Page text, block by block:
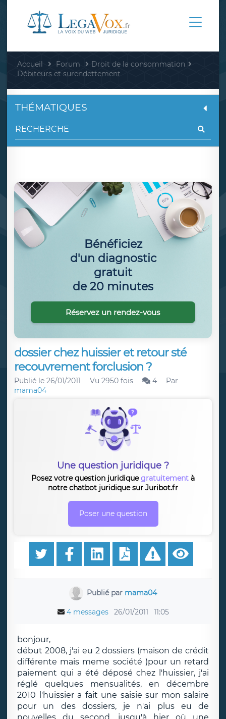
Accueil Forum
Droit de la consommation
Débiteurs et surendettement
dossier chez huissier et retour sté
recouvrement forclusion ?
Publié le 26/01/2011 Vu 2950 fois 4
Par
mama04
Une question juridique ?
Posez votre question juridiquegratuitement à
notre chatbot juridique sur Juribot.fr
Poser une question
Publié par mama04
4 messages 26/01/2011 11:05
bonjour,
début 2008, j'ai eu 2 dossiers (maison de crédit
différente mais meme société )pour un retard
paiement qui a été déposé chez l'huissier, j'ai
réglé quelques mensualités, en décembre
2010 l'huissier a fait une saisie sur mon salaire
pour un des dossiers, je n'ai plus eu de
THÉMATIQUES
Bénéficiez
d'un diagnostic
gratuit
de 20 minutes
Réservez un rendez-vous